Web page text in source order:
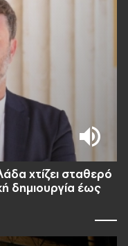
χτίζει σταθερό
δημιουργία έως